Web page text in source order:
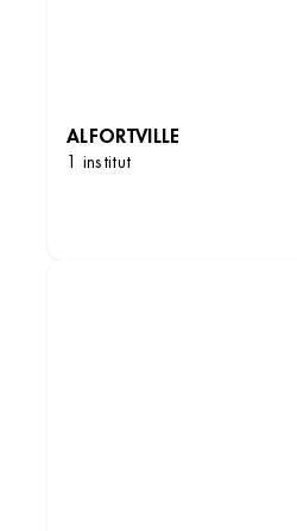
ALFORTVILLE
1 institut